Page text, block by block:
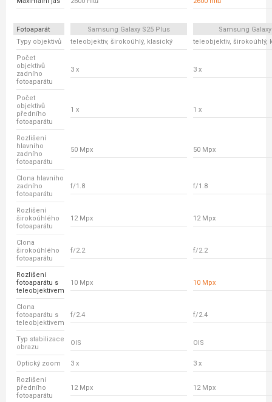
Fotoaparát Samsung Galaxy S25 Plus
Samsung Galaxy
Typy objektivů
teleobjektiv, širokoúhlý, klasický teleobjektiv, širokoúhlý,
Počet
objektivů
zadního
fotoaparátu
3 x 3 x
Počet
objektivů
předního
fotoaparátu
1 x 1 x
Rozlišení
hlavního
zadního
fotoaparátu
50 Mpx 50 Mpx
Clona hlavního
zadního
fotoaparátu
f/1.8 f/1.8
Rozlišení
širokoúhlého
fotoaparátu
12 Mpx 12 Mpx
Clona
širokoúhlého
fotoaparátu
f/2.2 f/2.2
Rozlišení
fotoaparátu s
teleobjektivem
10 Mpx 10 Mpx
Clona
fotoaparátu s
teleobjektivem
f/2.4 f/2.4
Typ stabilizace
obrazu
OIS OIS
Optický zoom 3 x 3 x
Rozlišení
předního
fotoaparátu
12 Mpx 12 Mpx